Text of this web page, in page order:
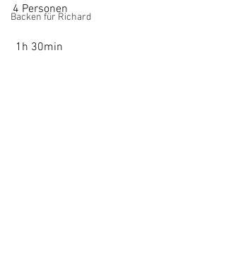
Backen für Richard
4 Personen
1h 30min